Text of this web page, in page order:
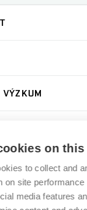
umění
formuláře
zahraničí
VÝZKUM
kurzy
činnost
on
to collect and
on site performance
media features